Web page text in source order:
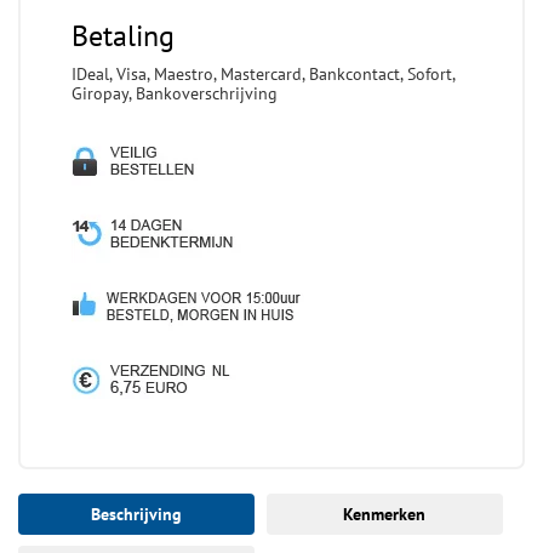
Betaling
IDeal, Visa, Maestro, Mastercard, Bankcontact, Sofort,
Giropay, Bankoverschrijving
Beschrijving Kenmerken